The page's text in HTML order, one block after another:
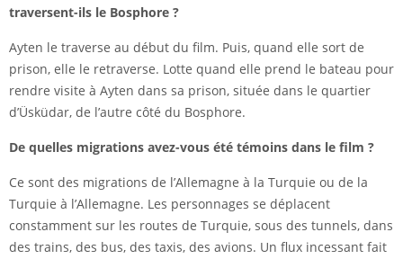
traversent-ils le Bosphore ?
Ayten le traverse au début du film. Puis, quand elle sort de
prison, elle le retraverse. Lotte quand elle prend le bateau pour
rendre visite à Ayten dans sa prison, située dans le quartier
d’Üsküdar, de l’autre côté du Bosphore.
De quelles migrations avez-vous été témoins dans le film ?
Ce sont des migrations de l’Allemagne à la Turquie ou de la
Turquie à l’Allemagne. Les personnages se déplacent
constamment sur les routes de Turquie, sous des tunnels, dans
des trains, des bus, des taxis, des avions. Un flux incessant fait